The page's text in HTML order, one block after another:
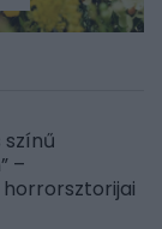
–